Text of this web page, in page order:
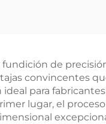
fundición de
convincentes
para
lugar, el